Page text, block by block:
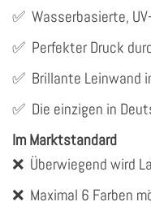
✅ Wasserbasierte,
✅ Perfekter Druck
✅ Brillante Leinwand
✅ Die einzigen in
Im Marktstandard
❌ Überwiegend wird
❌ Maximal 6 Farben